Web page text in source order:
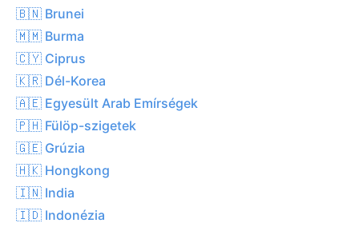
🇧🇳 Brunei
🇲🇲 Burma
🇨🇾 Ciprus
🇰🇷 Dél-Korea
🇦🇪 Egyesült Arab Emírségek
🇵🇭 Fülöp-szigetek
🇬🇪 Grúzia
🇭🇰 Hongkong
🇮🇳 India
🇮🇩 Indonézia